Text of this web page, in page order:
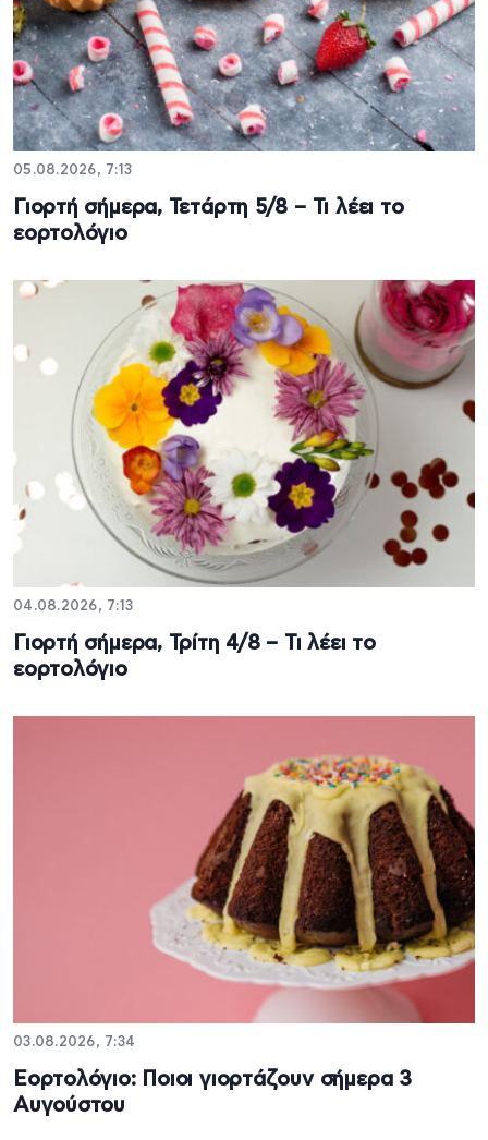
05.08.2026, 7:13
Γιορτή σήμερα, Τετάρτη 5/8 – Τι λέει το
εορτολόγιο
04.08.2026, 7:13
Γιορτή σήμερα, Τρίτη 4/8 – Τι λέει το
εορτολόγιο
03.08.2026, 7:34
Εορτολόγιο: Ποιοι γιορτάζουν σήμερα 3
Αυγούστου